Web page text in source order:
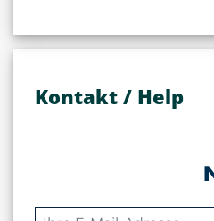
Kontakt / Help